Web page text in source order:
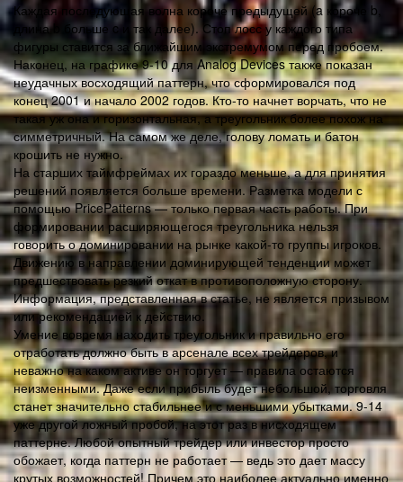
Каждая последующая волна короче предыдущей (a короче b,
длина b больше c и так далее). Стоп лосс у каждого типа
фигуры ставится за ближайшим экстремумом перед пробоем.
Наконец, на графике 9-10 для Analog Devices также показан
неудачных восходящий паттерн, что сформировался под
конец 2001 и начало 2002 годов. Кто-то начнет ворчать, что не
такая уж она и горизонтальная, а треугольник более похож на
симметричный. На самом же деле, голову ломать и батон
крошить не нужно.
На старших таймфреймах их гораздо меньше, а для принятия
решений появляется больше времени. Разметка модели с
помощью PricePatterns — только первая часть работы. При
формировании расширяющегося треугольника нельзя
говорить о доминировании на рынке какой-то группы игроков.
Движению в направлении доминирующей тенденции может
предшествовать резкий откат в противоположную сторону.
Информация, представленная в статье, не является призывом
или рекомендацией к действию.
Умение вовремя находить треугольник и правильно его
отработать должно быть в арсенале всех трейдеров, и
неважно на каком активе он торгует — правила остаются
неизменными. Даже если прибыль будет небольшой, торговля
станет значительно стабильнее и с меньшими убытками. 9-14
уже другой ложный пробой, на этот раз в нисходящем
паттерне. Любой опытный трейдер или инвестор просто
обожает, когда паттерн не работает — ведь это дает массу
крутых возможностей! Причем это наиболее актуально именно